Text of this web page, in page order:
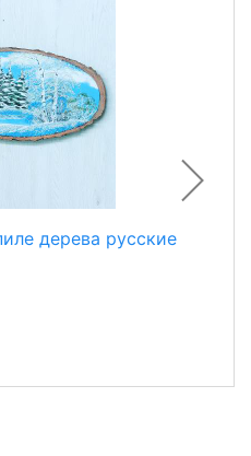
дерева русские